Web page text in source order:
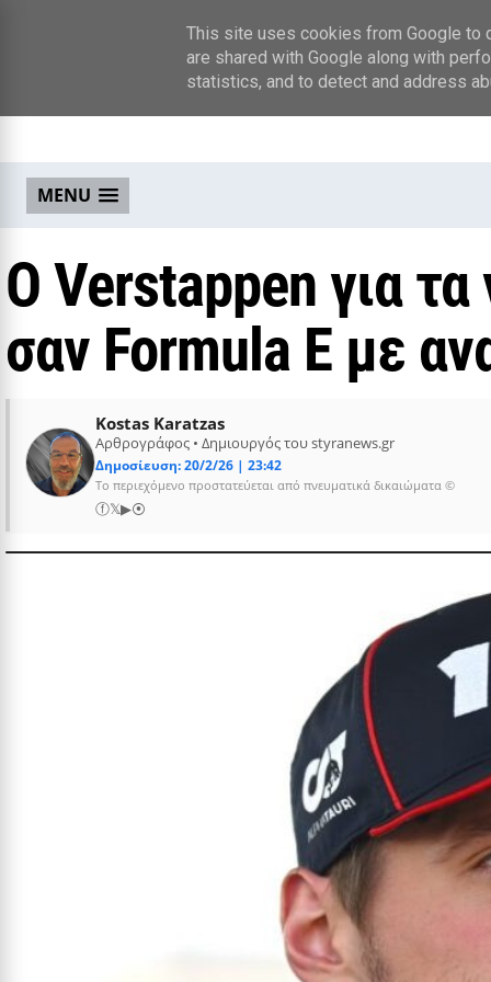
MENU
O Verstappen για τα
σαν Formula E με
Kostas Karatzas
Αρθρογράφος • Δημιουργός του styranews.gr
Δημοσίευση: 20/2/26 | 23:42
Το περιεχόμενο προστατεύεται από πνευματικά δικαιώματα ©
ⓕ𝕏▶⦿
This site uses cookies from Google to
are shared with Google along with
statistics, and to detect and address